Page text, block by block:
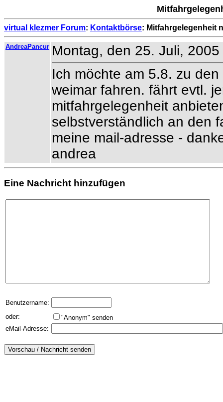
virtual klezmer Forum: Kontaktbörse: Mitfahrgelegenheit
AndreaPancur Montag, den 25. Juli,
Ich möchte am 5.8. zu
weimar fahren. fährt evtl.
mitfahrgelegenheit
selbstverständlich an den
meine mail-adresse -
andrea
Eine Nachricht hinzufügen
Benutzername:
oder:
"Anonym" senden
eMail-Adresse: